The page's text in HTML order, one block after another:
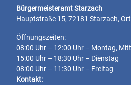
Bürgermeisteramt Starzach
Hauptstraße 15, 72181 Starzach,
Öffnungszeiten:
08:00 Uhr – 12:00 Uhr – Montag,
15:00 Uhr – 18:30 Uhr – Dienstag
08:00 Uhr – 11:30 Uhr – Freitag
Kontakt: